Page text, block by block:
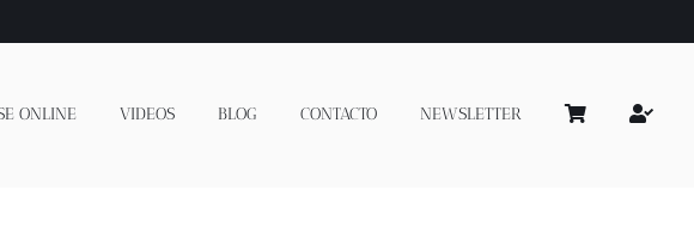
ONLINE VIDEOS BLOG CONTACTO NEWSLETTER